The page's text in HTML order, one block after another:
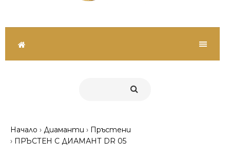
Начало Диаманти
Пръстени
ПРЪСТЕН С ДИАМАНТ DR 05